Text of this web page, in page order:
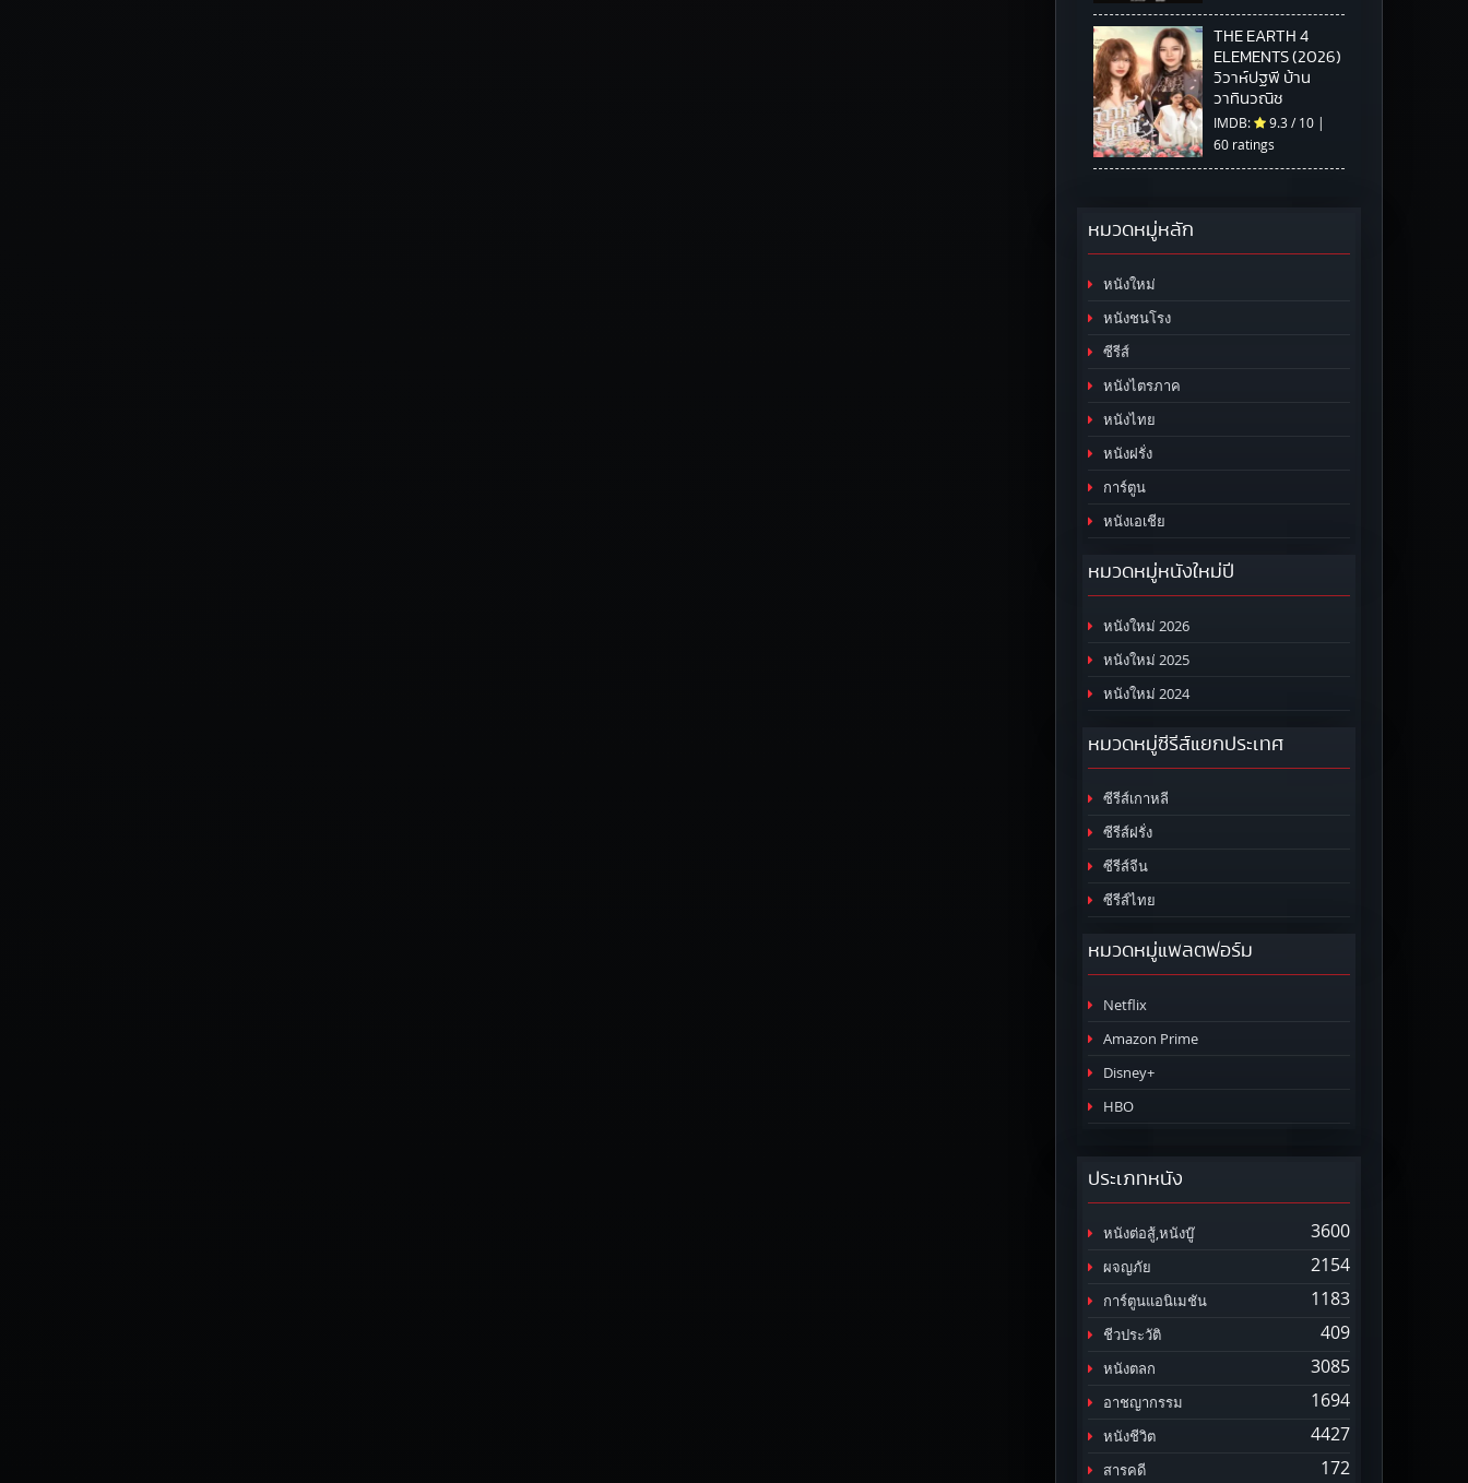
THE EARTH 4
ELEMENTS (2026)
วิวาห์ปฐพี บ้าน
วาทินวณิช
IMDB: 9.3/10 |
60 ratings
หมวดหมู่หลัก
หนังใหม่
หนังชนโรง
ซีรีส์
หนังไตรภาค
หนังไทย
หนังฝรั่ง
การ์ตูน
หนังเอเชีย
หมวดหมู่หนังใหม่ปี
หนังใหม่ 2026
หนังใหม่ 2025
หนังใหม่ 2024
หมวดหมู่ซีรีส์แยกประเทศ
ซีรีส์เกาหลี
ซีรีส์ฝรั่ง
ซีรีส์จีน
ซีรีส์ไทย
หมวดหมู่แพลตฟอร์ม
Netflix
Amazon Prime
Disney+
HBO
ประเภทหนัง
หนังต่อสู้,หนังบู๊ 3600
ผจญภัย 2154
การ์ตูนแอนิเมชัน 1183
ชีวประวัติ 409
หนังตลก 3085
อาชญากรรม 1694
หนังชีวิต 4427
สารคดี 172